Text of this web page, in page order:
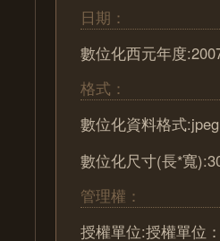
日期：
數位化西元年度
格式：
數位化資料格式:jpeg
數位化尺寸(長*寬
管理權：
授權單位:授權單位